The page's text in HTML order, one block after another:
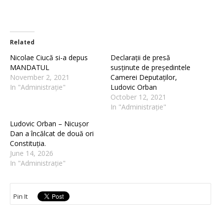
Related
Nicolae Ciucă si-a depus
MANDATUL
November 2, 2021
In "Administrație"
Declarații de presă
susținute de președintele
Camerei Deputaților,
Ludovic Orban
October 12, 2021
In "Administrație"
Ludovic Orban – Nicușor
Dan a încălcat de două ori
Constituția.
June 14, 2026
In "Administrație"
Pin It